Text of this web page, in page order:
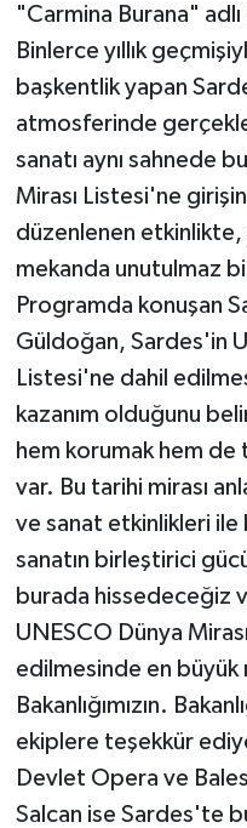
"Carmina Burana"
Binlerce yıllık
başkentlik yapan
atmosferinde
sanatı aynı sahnede
Mirası Listesi'ne girişin
düzenlenen
mekanda unutulmaz
Programda konuşan
Güldoğan, Sardes'in
Listesi'ne dahil
kazanım olduğunu
hem korumak hem
var. Bu tarihi mirası
ve sanat etkinlikleri ile
sanatın birleştirici
burada hissedeceğiz
UNESCO Dünya
edilmesinde en büyük
Bakanlığımızın.
ekiplere teşekkür
Devlet Opera ve
Salcan ise Sardes'te